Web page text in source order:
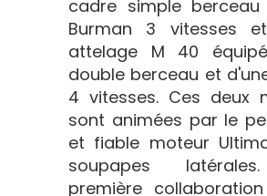
cadre simple
Burman 3 vitesses
attelage M 40
double berceau et
4 vitesses. Ces deux
sont animées par le
et fiable moteur
soupapes
première